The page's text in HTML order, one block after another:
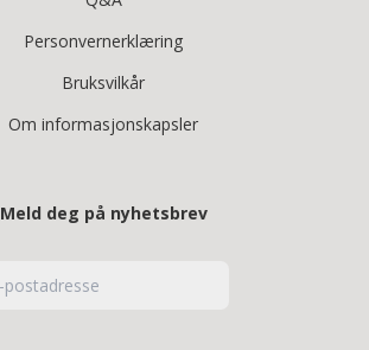
Personvernerklæring
Bruksvilkår
Om informasjonskapsler
Meld deg på nyhetsbrev